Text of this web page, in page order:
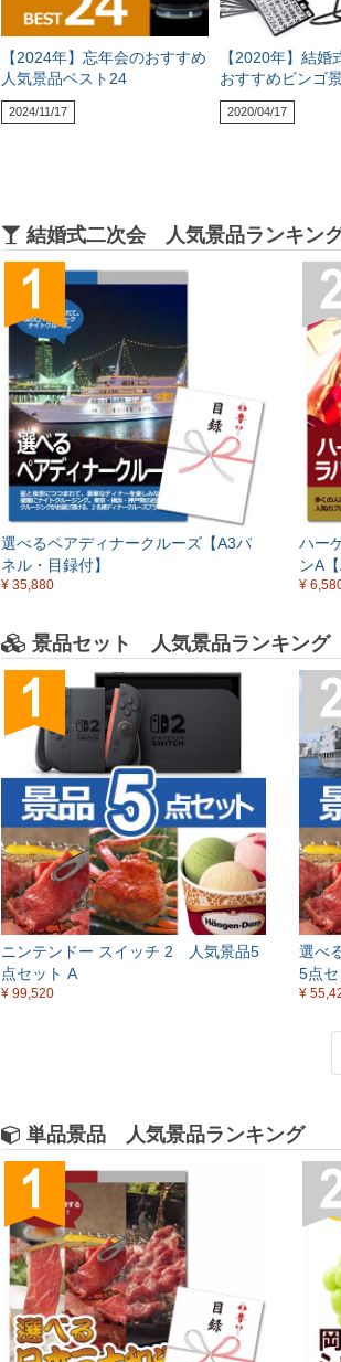
【2024年】忘年会のおすすめ
人気景品ベスト24
2024/11/17
【2020年】結婚
おすすめビンゴ
2020/04/17
結婚式二次会 人気景品ランキン
選べるペアディナークルーズ【A3パ
ネル・目録付】
¥ 35,880
ハー
ンA
¥
景品セット 人気景品ランキング
ニンテンドー スイッチ 2 人気景品5
点セット A
¥ 99,520
選べ
5点
¥
単品景品 人気景品ランキング